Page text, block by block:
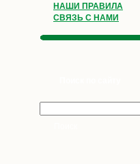
НАШИ ПРАВИЛА
СВЯЗЬ С НАМИ